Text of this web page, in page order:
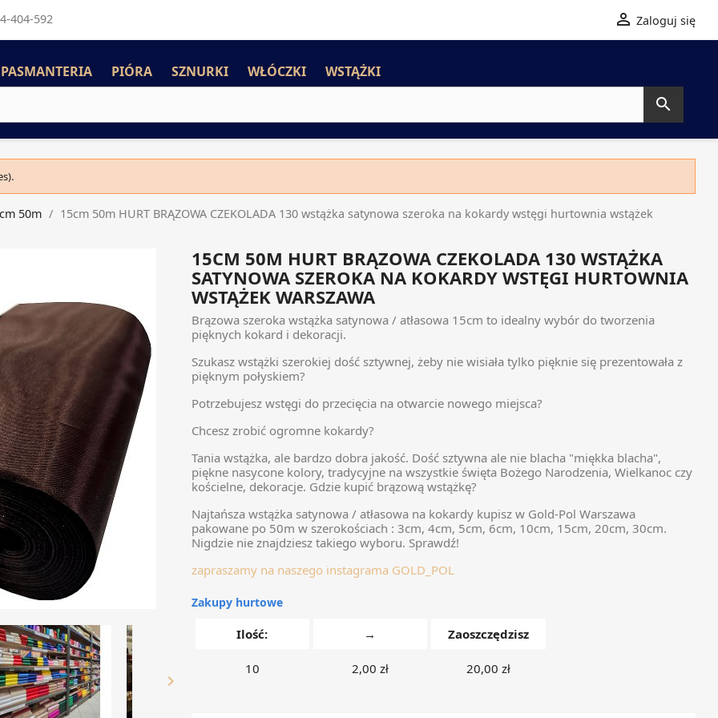
404-592  Zaloguj się
PASMANTERIA PIÓRA SZNURKI WŁÓCZKI WSTĄŻKI

50m 15cm 50m HURT BRĄZOWA CZEKOLADA 130 wstążka satynowa szeroka na kokardy wstęgi hurtownia wstążek

15CM 50M HURT BRĄZOWA CZEKOLADA 130 WSTĄŻKA
SATYNOWA SZEROKA NA KOKARDY WSTĘGI HURTOWNIA
WSTĄŻEK WARSZAWA
Brązowa szeroka wstążka satynowa / atłasowa 15cm to idealny wybór do tworzenia
pięknych kokard i dekoracji.
Szukasz wstążki szerokiej dość sztywnej, żeby nie wisiała tylko pięknie się prezentowała z
pięknym połyskiem?
Potrzebujesz wstęgi do przecięcia na otwarcie nowego miejsca?
Chcesz zrobić ogromne kokardy?
Tania wstążka, ale bardzo dobra jakość. Dość sztywna ale nie blacha "miękka blacha",
piękne nasycone kolory, tradycyjne na wszystkie święta Bożego Narodzenia, Wielkanoc czy
kościelne, dekoracje. Gdzie kupić brązową wstążkę?
Najtańsza wstążka satynowa / atłasowa na kokardy kupisz w Gold-Pol Warszawa
pakowane po 50m w szerokościach : 3cm, 4cm, 5cm, 6cm, 10cm, 15cm, 20cm, 30cm.
Nigdzie nie znajdziesz takiego wyboru. Sprawdź!
zapraszamy na naszego instagrama GOLD_POL
Zakupy hurtowe
Ilość: → Zaoszczędzisz
10 2,00 zł 20,00 zł